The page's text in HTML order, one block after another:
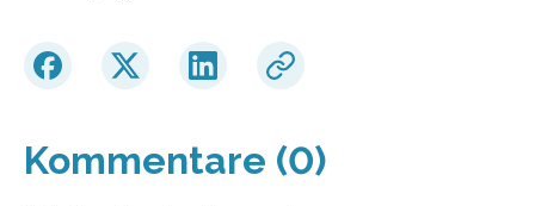
Kommentare (0)